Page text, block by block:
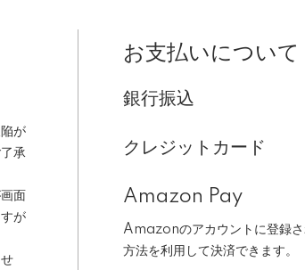
が
承
面
が
お支払いについて
銀行振込
クレジットカード
Amazon Pay
Amazonのアカウントに登録
方法を利用して決済できます。